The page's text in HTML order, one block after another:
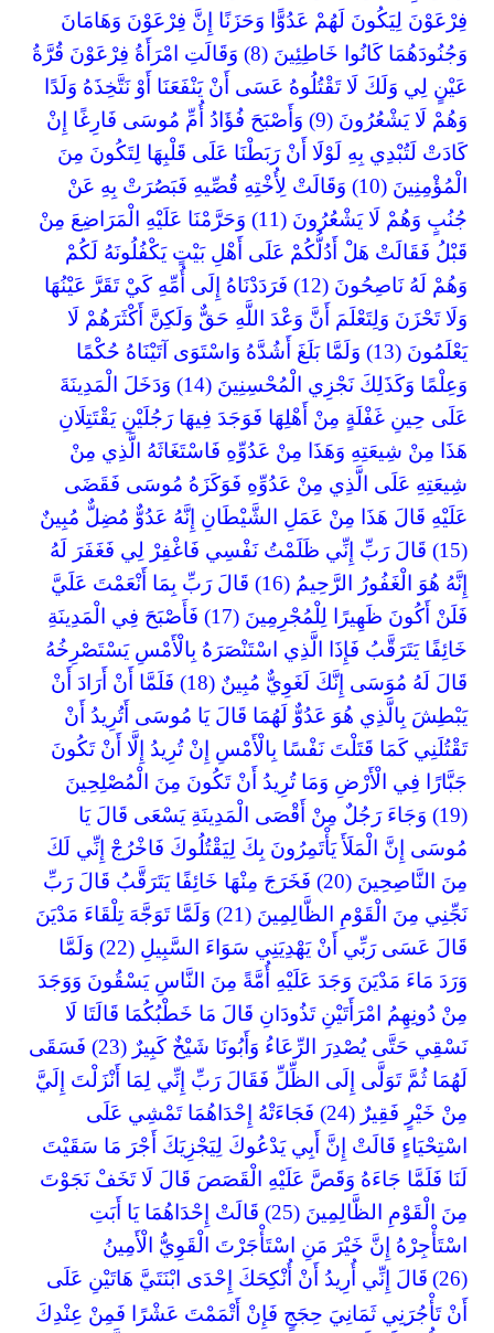
فِرْعَوْنَ لِيَكُونَ لَهُمْ عَدُوًّا وَحَزَنًا إِنَّ فِرْعَوْنَ وَهَامَانَ
وَجُنُودَهُمَا كَانُوا خَاطِئِينَ (8) وَقَالَتِ امْرَأَةُ فِرْعَوْنَ قُرَّةُ
عَيْنٍ لِي وَلَكَ لَا تَقْتُلُوهُ عَسَى أَنْ يَنْفَعَنَا أَوْ نَتَّخِذَهُ وَلَدًا
وَهُمْ لَا يَشْعُرُونَ (9) وَأَصْبَحَ فُؤَادُ أُمِّ مُوسَى فَارِغًا إِنْ
كَادَتْ لَتُبْدِي بِهِ لَوْلَا أَنْ رَبَطْنَا عَلَى قَلْبِهَا لِتَكُونَ مِنَ
الْمُؤْمِنِينَ (10) وَقَالَتْ لِأُخْتِهِ قُصِّيهِ فَبَصُرَتْ بِهِ عَنْ
جُنُبٍ وَهُمْ لَا يَشْعُرُونَ (11) وَحَرَّمْنَا عَلَيْهِ الْمَرَاضِعَ مِنْ
قَبْلُ فَقَالَتْ هَلْ أَدُلُّكُمْ عَلَى أَهْلِ بَيْتٍ يَكْفُلُونَهُ لَكُمْ
وَهُمْ لَهُ نَاصِحُونَ (12) فَرَدَدْنَاهُ إِلَى أُمِّهِ كَيْ تَقَرَّ عَيْنُهَا
وَلَا تَحْزَنَ وَلِتَعْلَمَ أَنَّ وَعْدَ اللَّهِ حَقٌّ وَلَكِنَّ أَكْثَرَهُمْ لَا
يَعْلَمُونَ (13) وَلَمَّا بَلَغَ أَشُدَّهُ وَاسْتَوَى آتَيْنَاهُ حُكْمًا
وَعِلْمًا وَكَذَلِكَ نَجْزِي الْمُحْسِنِينَ (14) وَدَخَلَ الْمَدِينَةَ
عَلَى حِينِ غَفْلَةٍ مِنْ أَهْلِهَا فَوَجَدَ فِيهَا رَجُلَيْنِ يَقْتَتِلَانِ
هَذَا مِنْ شِيعَتِهِ وَهَذَا مِنْ عَدُوِّهِ فَاسْتَغَاثَهُ الَّذِي مِنْ
شِيعَتِهِ عَلَى الَّذِي مِنْ عَدُوِّهِ فَوَكَزَهُ مُوسَى فَقَضَى
عَلَيْهِ قَالَ هَذَا مِنْ عَمَلِ الشَّيْطَانِ إِنَّهُ عَدُوٌّ مُضِلٌّ مُبِينٌ
(15) قَالَ رَبِّ إِنِّي ظَلَمْتُ نَفْسِي فَاغْفِرْ لِي فَغَفَرَ لَهُ
إِنَّهُ هُوَ الْغَفُورُ الرَّحِيمُ (16) قَالَ رَبِّ بِمَا أَنْعَمْتَ عَلَيَّ
فَلَنْ أَكُونَ ظَهِيرًا لِلْمُجْرِمِينَ (17) فَأَصْبَحَ فِي الْمَدِينَةِ
خَائِفًا يَتَرَقَّبُ فَإِذَا الَّذِي اسْتَنْصَرَهُ بِالْأَمْسِ يَسْتَصْرِخُهُ
قَالَ لَهُ مُوَسَى إِنَّكَ لَغَوِيٌّ مُبِينٌ (18) فَلَمَّا أَنْ أَرَادَ أَنْ
يَبْطِشَ بِالَّذِي هُوَ عَدُوٌّ لَهُمَا قَالَ يَا مُوسَى أَتُرِيدُ أَنْ
تَقْتُلَنِي كَمَا قَتَلْتَ نَفْسًا بِالْأَمْسِ إِنْ تُرِيدُ إِلَّا أَنْ تَكُونَ
جَبَّارًا فِي الْأَرْضِ وَمَا تُرِيدُ أَنْ تَكُونَ مِنَ الْمُصْلِحِينَ
(19) وَجَاءَ رَجُلٌ مِنْ أَقْصَى الْمَدِينَةِ يَسْعَى قَالَ يَا
مُوسَى إِنَّ الْمَلَأَ يَأْتَمِرُونَ بِكَ لِيَقْتُلُوكَ فَاخْرُجْ إِنِّي لَكَ
مِنَ النَّاصِحِينَ (20) فَخَرَجَ مِنْهَا خَائِفًا يَتَرَقَّبُ قَالَ رَبِّ
نَجِّنِي مِنَ الْقَوْمِ الظَّالِمِينَ (21) وَلَمَّا تَوَجَّهَ تِلْقَاءَ مَدْيَنَ
قَالَ عَسَى رَبِّي أَنْ يَهْدِيَنِي سَوَاءَ السَّبِيلِ (22) وَلَمَّا
وَرَدَ مَاءَ مَدْيَنَ وَجَدَ عَلَيْهِ أُمَّةً مِنَ النَّاسِ يَسْقُونَ وَوَجَدَ
مِنْ دُونِهِمُ امْرَأَتَيْنِ تَذُودَانِ قَالَ مَا خَطْبُكُمَا قَالَتَا لَا
نَسْقِي حَتَّى يُصْدِرَ الرِّعَاءُ وَأَبُونَا شَيْخٌ كَبِيرٌ (23) فَسَقَى
لَهُمَا ثُمَّ تَوَلَّى إِلَى الظِّلِّ فَقَالَ رَبِّ إِنِّي لِمَا أَنْزَلْتَ إِلَيَّ
مِنْ خَيْرٍ فَقِيرٌ (24) فَجَاءَتْهُ إِحْدَاهُمَا تَمْشِي عَلَى
اسْتِحْيَاءٍ قَالَتْ إِنَّ أَبِي يَدْعُوكَ لِيَجْزِيَكَ أَجْرَ مَا سَقَيْتَ
لَنَا فَلَمَّا جَاءَهُ وَقَصَّ عَلَيْهِ الْقَصَصَ قَالَ لَا تَخَفْ نَجَوْتَ
مِنَ الْقَوْمِ الظَّالِمِينَ (25) قَالَتْ إِحْدَاهُمَا يَا أَبَتِ
اسْتَأْجِرْهُ إِنَّ خَيْرَ مَنِ اسْتَأْجَرْتَ الْقَوِيُّ الْأَمِينُ
(26)
قَالَ إِنِّي أُرِيدُ أَنْ أُنْكِحَكَ إِحْدَى ابْنَتَيَّ هَاتَيْنِ عَلَى
أَنْ تَأْجُرَنِي ثَمَانِيَ حِجَجٍ فَإِنْ أَتْمَمْتَ عَشْرًا فَمِنْ عِنْدِكَ